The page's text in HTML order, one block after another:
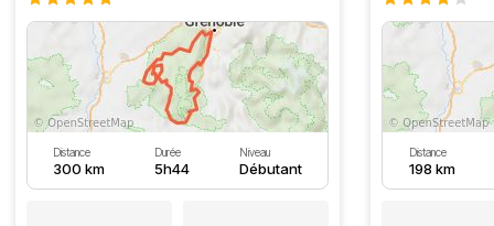
Distance
300 km
Durée
5h44
Niveau
Débutant
Distance
198 km